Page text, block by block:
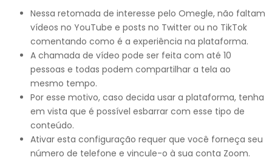
Nessa retomada de interesse pelo Omegle, não faltam
vídeos no YouTube e posts no Twitter ou no TikTok
comentando como é a experiência na plataforma.
A chamada de vídeo pode ser feita com até 10
pessoas e todas podem compartilhar a tela ao
mesmo tempo.
Por esse motivo, caso decida usar a plataforma, tenha
em vista que é possível esbarrar com esse tipo de
conteúdo.
Ativar esta configuração requer que você forneça seu
número de telefone e vincule-o à sua conta Zoom.